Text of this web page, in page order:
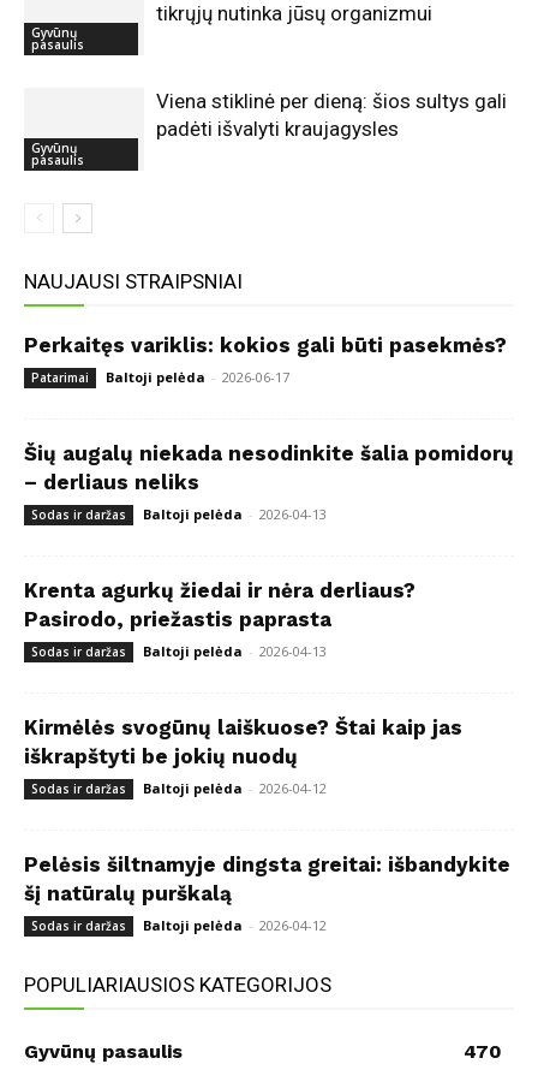
Gyvūnų
pasaulis
tikrųjų nutinka jūsų organizmui
Gyvūnų
pasaulis
Viena stiklinė per dieną: šios sultys gali
padėti išvalyti kraujagysles
NAUJAUSI STRAIPSNIAI
Perkaitęs variklis: kokios gali būti pasekmės?
Patarimai Baltoji pelėda - 2026-06-17
Šių augalų niekada nesodinkite šalia pomidorų
– derliaus neliks
Sodas ir daržas Baltoji pelėda - 2026-04-13
Krenta agurkų žiedai ir nėra derliaus?
Pasirodo, priežastis paprasta
Sodas ir daržas Baltoji pelėda - 2026-04-13
Kirmėlės svogūnų laiškuose? Štai kaip jas
iškrapštyti be jokių nuodų
Sodas ir daržas Baltoji pelėda - 2026-04-12
Pelėsis šiltnamyje dingsta greitai: išbandykite
šį natūralų purškalą
Sodas ir daržas Baltoji pelėda - 2026-04-12
POPULIARIAUSIOS KATEGORIJOS
Gyvūnų pasaulis
470